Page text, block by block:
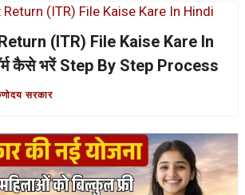
(ITR) File Kaise Kare In
कैसे भरें Step By Step Process
सरकार